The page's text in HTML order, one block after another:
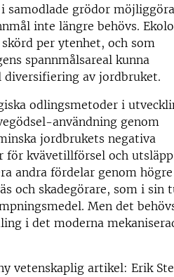
samodlade grödor
inte längre behövs.
per ytenhet, och som
spannmålsareal kunna
diversifiering av jordbruket.
odlingsmetoder i
användning genom
jordbrukets negativa
för kvävetillförsel och
andra fördelar genom högre
och skadegörare, som i sin
Men det
i det moderna
vetenskaplig artikel: Erik